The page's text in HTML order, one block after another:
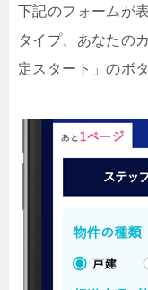
下記のフォームが
タイプ、あなたの
定スタート」のボ